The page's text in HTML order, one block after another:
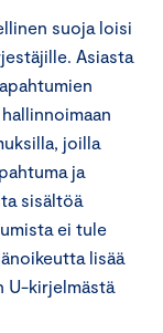
suoja loisi
Asiasta
joilla
ja
sisältöä
ei tule
lisää
U-kirjelmästä